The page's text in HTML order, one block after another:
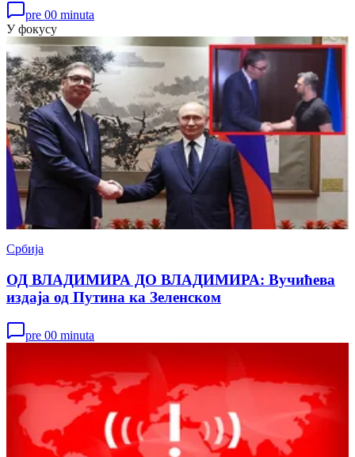
pre 00 minuta
У фокусу
Србија
ОД ВЛАДИМИРА ДО ВЛАДИМИРА: Вучићева
издаја од Путина ка Зеленском
pre 00 minuta